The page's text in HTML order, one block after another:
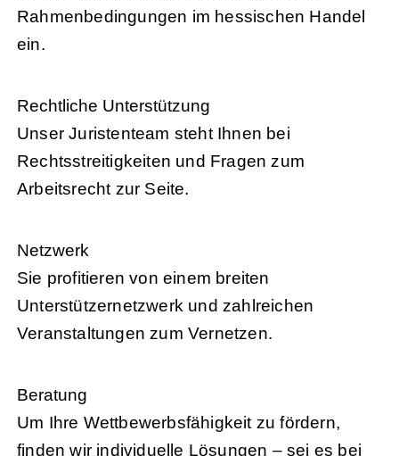
Rahmenbedingungen im hessischen Handel
ein.
Rechtliche Unterstützung
Unser Juristenteam steht Ihnen bei
Rechtsstreitigkeiten und Fragen zum
Arbeitsrecht zur Seite.
Netzwerk
Sie profitieren von einem breiten
Unterstützernetzwerk und zahlreichen
Veranstaltungen zum Vernetzen.
Beratung
Um Ihre Wettbewerbsfähigkeit zu fördern,
finden wir individuelle Lösungen – sei es bei